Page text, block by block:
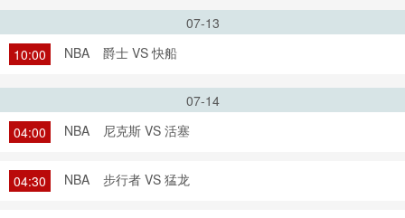
07-13
10:00
NBA 爵士 VS 快船
07-14
04:00
NBA 尼克斯 VS 活塞
04:30 NBA 步行者 VS 猛龙